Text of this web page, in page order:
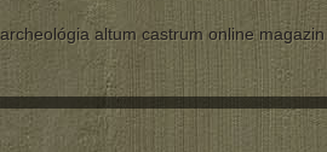
archeológia altum castrum online